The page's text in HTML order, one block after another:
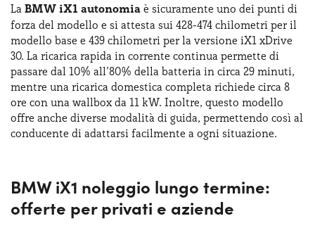
La BMW iX1 autonomia è sicuramente uno dei punti di
forza del modello e si attesta sui 428-474 chilometri per il
modello base e 439 chilometri per la versione iX1 xDrive
30. La ricarica rapida in corrente continua permette di
passare dal 10% all’80% della batteria in circa 29 minuti,
mentre una ricarica domestica completa richiede circa 8
ore con una wallbox da 11 kW. Inoltre, questo modello
offre anche diverse modalità di guida, permettendo così al
conducente di adattarsi facilmente a ogni situazione.
BMW iX1 noleggio lungo termine:
offerte per privati e aziende